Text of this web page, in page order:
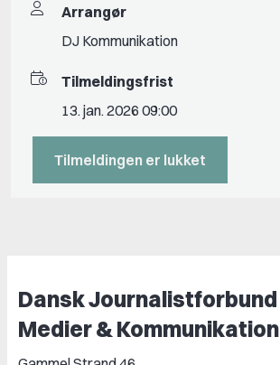
Arrangør
DJ Kommunikation
Tilmeldingsfrist
13. jan. 2026 09:00
Tilmeldingen er lukket
Dansk Journalistforbund
Medier & Kommunikation